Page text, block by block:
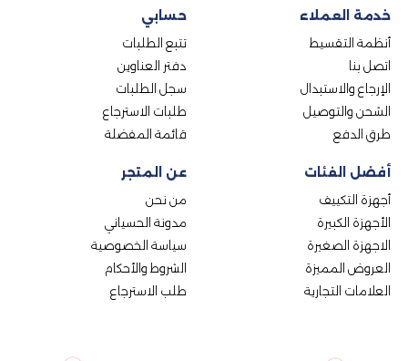
عن المتجر
من نحن
مدونة الحسياني
سياسة الخصوصية
الشروط والأحكام
طلب الاسترجاع
خدمة العملاء
أنظمة التقسيط
اتصل بنا
الإرجاع والاستبدال
الشحن والتوصيل
طرق الدفع
حسابي
تتبع الطلبات
دفتر العناوين
سجل الطلبات
طلبات الاسترجاع
قائمة المفضلة
أفضل الفئات
أجهزة التكييف
الأجهزة الكبيرة
الاجهزة الصغيرة
العروض المميزة
العلامات التجارية